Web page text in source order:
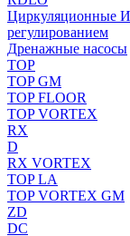
Циркуляционные
регулированием
Дренажные насосы
TOP
TOP GM
TOP FLOOR
TOP VORTEX
RX
D
RX VORTEX
TOP LA
TOP VORTEX GM
ZD
DC